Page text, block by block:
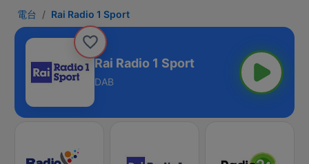
電台 Rai Radio 1 Sport
Rai Radio 1 Sport
DAB